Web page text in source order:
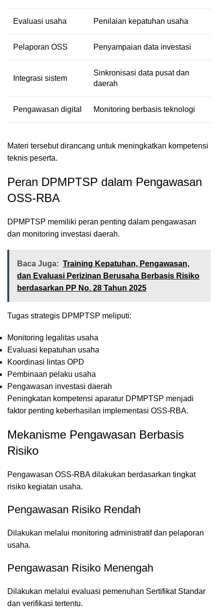
Evaluasi usaha Penilaian kepatuhan usaha
Pelaporan OSS Penyampaian data investasi
Integrasi sistem
Sinkronisasi data pusat dan
daerah
Pengawasan digital Monitoring berbasis teknologi
Materi tersebut dirancang untuk meningkatkan kompetensi
teknis peserta.
Peran DPMPTSP dalam Pengawasan
OSS-RBA
DPMPTSP memiliki peran penting dalam pengawasan
dan monitoring investasi daerah.
Baca Juga: Training Kepatuhan, Pengawasan,
dan Evaluasi Perizinan Berusaha Berbasis Risiko
berdasarkan PP No. 28 Tahun 2025
Tugas strategis DPMPTSP meliputi:
Monitoring legalitas usaha
Evaluasi kepatuhan usaha
Koordinasi lintas OPD
Pembinaan pelaku usaha
Pengawasan investasi daerah
Peningkatan kompetensi aparatur DPMPTSP menjadi
faktor penting keberhasilan implementasi OSS-RBA.
Mekanisme Pengawasan Berbasis
Risiko
Pengawasan OSS-RBA dilakukan berdasarkan tingkat
risiko kegiatan usaha.
Pengawasan Risiko Rendah
Dilakukan melalui monitoring administratif dan pelaporan
usaha.
Pengawasan Risiko Menengah
Dilakukan melalui evaluasi pemenuhan Sertifikat Standar
dan verifikasi tertentu.